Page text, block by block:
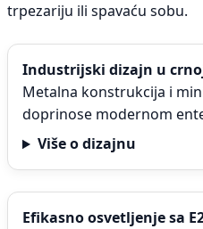
trpezariju ili spavaću sobu.
Industrijski dizajn u
Metalna konstrukcija i
doprinose modernom
Više o dizajnu
Efikasno osvetljenje sa